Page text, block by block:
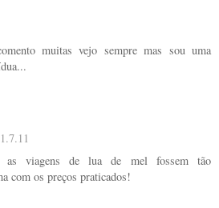
muitas vejo sempre mas sou uma
as viagens de lua de mel fossem tão
com os preços praticados!